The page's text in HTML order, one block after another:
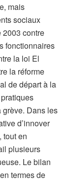
mais
sociaux
2003 contre
fonctionnaires
la loi El
la réforme
de départ à la
Dans les
d’innover
tout en
plusieurs
Le bilan
termes de